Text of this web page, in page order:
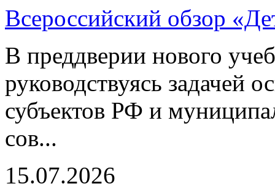
Всероссийский обзор
В преддверии нового
руководствуясь задачей
субъектов РФ и
сов...
15.07.2026